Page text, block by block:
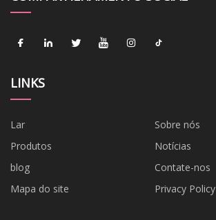
LINKS
Lar
Sobre nós
Produtos
Notícias
blog
Contate-nos
Mapa do site
Privacy Policy